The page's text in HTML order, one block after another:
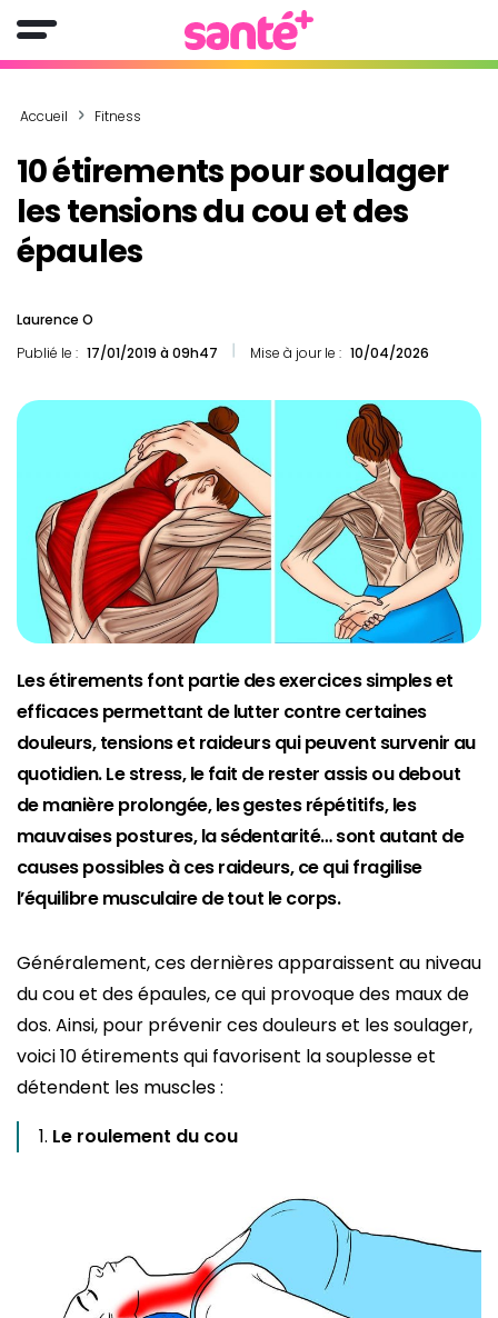
Accueil Fitness
10 étirements pour soulager
les tensions du cou et des
épaules
Laurence O
Publié le : 17/01/2019 à 09h47 Mise à jour le : 10/04/2026
Les étirements font partie des exercices simples et
efficaces permettant de lutter contre certaines
douleurs, tensions et raideurs qui peuvent survenir au
quotidien. Le stress, le fait de rester assis ou debout
de manière prolongée, les gestes répétitifs, les
mauvaises postures, la sédentarité… sont autant de
causes possibles à ces raideurs, ce qui fragilise
l’équilibre musculaire de tout le corps.
Généralement, ces dernières apparaissent au niveau
du cou et des épaules, ce qui provoque des maux de
dos. Ainsi, pour prévenir ces douleurs et les soulager,
voici 10 étirements qui favorisent la souplesse et
détendent les muscles :
Le roulement du cou